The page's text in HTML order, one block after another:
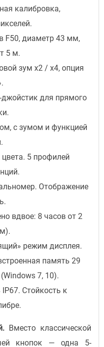
калибровка,
F50, диаметр 43 мм,
5 м.
зум x2 / x4, опция
джойстик для прямого
c зумом и функцией
5 профилей
Отображение
вдвое: 8 часов от 2
режим дисплея.
память 29
7, 10).
Стойкость к
Вместо классической
кнопок — одна 5-